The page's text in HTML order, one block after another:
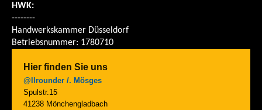
HWK:
--------
Handwerkskammer Düsseldorf
Betriebsnummer: 1780710
Hier finden Sie uns
@llrounder /. Mösges
Spulstr.15
41238 Mönchengladbach